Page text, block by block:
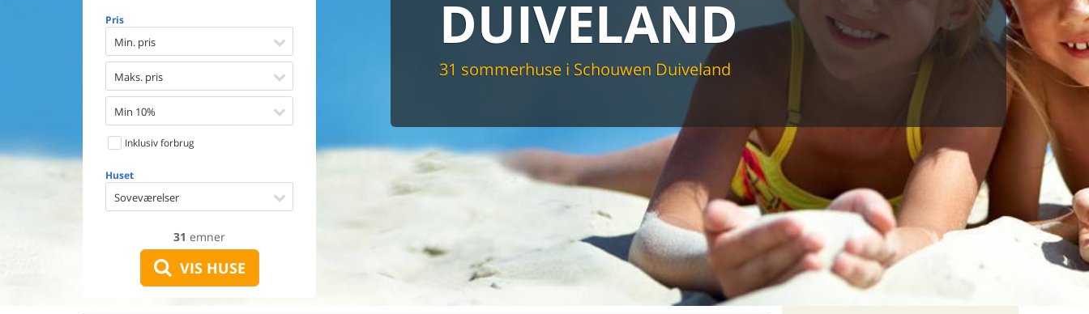
Pris
Min. pris
Maks. pris
Min 10%
Inklusiv forbrug
Huset
Soveværelser
31 emner
VIS HUSE
Indhegnet område
Aircondition
Ladestander til elbil
DUIVELAND
31 sommerhuse i Schouwen Duiveland